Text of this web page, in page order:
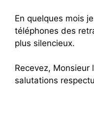
En quelques mois
téléphones des
plus silencieux.
Recevez, Monsieur
salutations